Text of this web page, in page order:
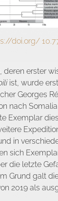
doi.org/
deren erster
ist, wurde
Georges
nach
Exemplar
in
sich
die letzte
Grund galt
2019 als